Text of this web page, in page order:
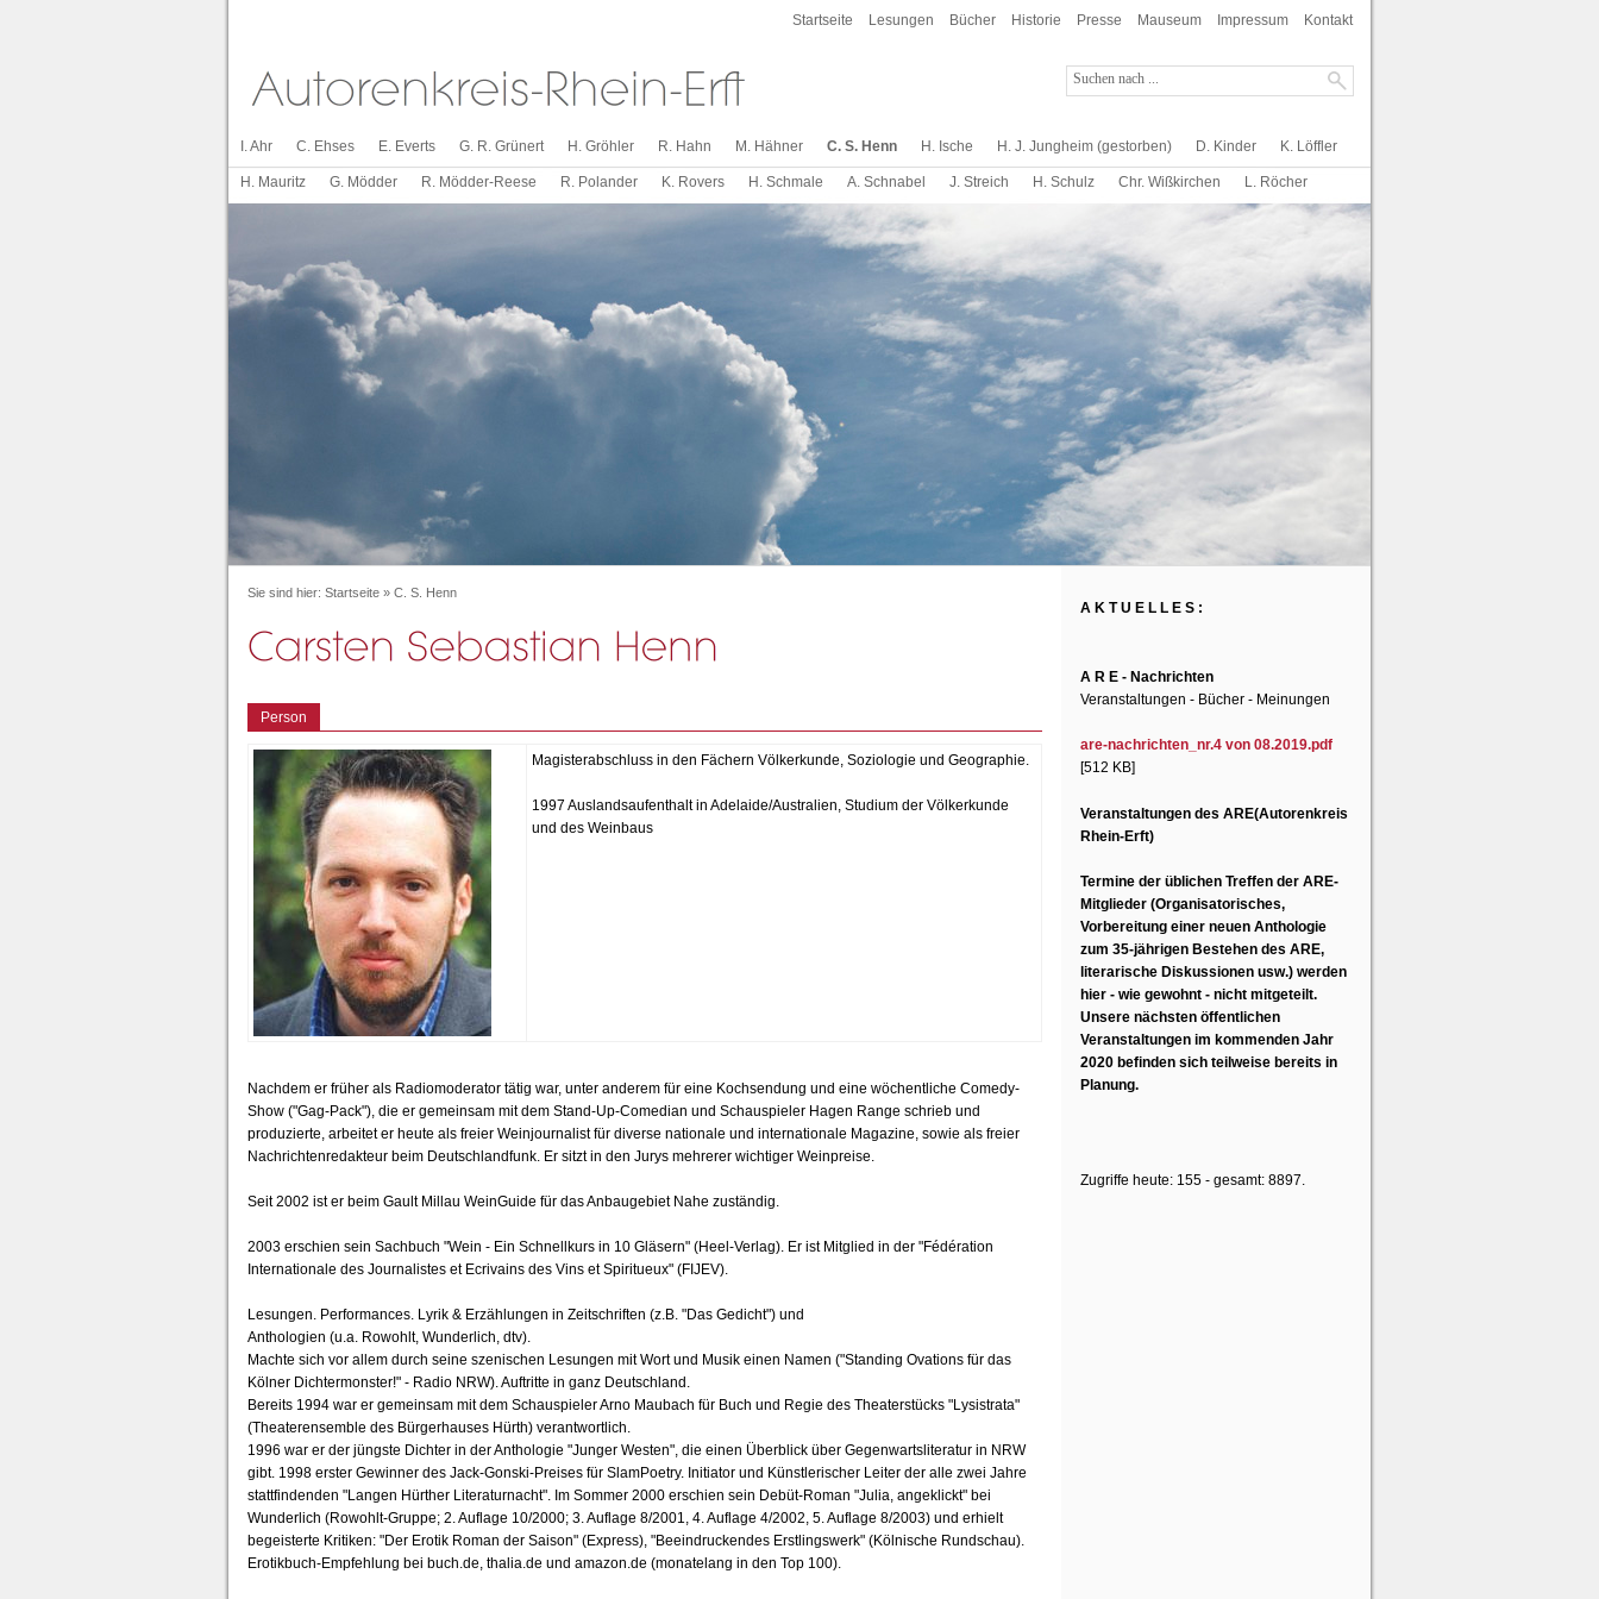
Startseite Lesungen Bücher Historie Presse Mauseum Impressum Kontakt
I. Ahr C. Ehses E. Everts G. R. Grünert H. Gröhler R. Hahn M. Hähner C. S. Henn H. Ische H. J. Jungheim (gestorben) D. Kinder K. Löffler
H. Mauritz G. Mödder R. Mödder-Reese R. Polander K. Rovers H. Schmale A. Schnabel J. Streich H. Schulz Chr. Wißkirchen L. Röcher
Sie sind hier: Startseite » C. S. Henn
Person
Magisterabschluss in den Fächern Völkerkunde, Soziologie und Geographie.
1997 Auslandsaufenthalt in Adelaide/Australien, Studium der Völkerkunde
und des Weinbaus
Nachdem er früher als Radiomoderator tätig war, unter anderem für eine Kochsendung und eine wöchentliche Comedy-
Show ("Gag-Pack"), die er gemeinsam mit dem Stand-Up-Comedian und Schauspieler Hagen Range schrieb und
produzierte, arbeitet er heute als freier Weinjournalist für diverse nationale und internationale Magazine, sowie als freier
Nachrichtenredakteur beim Deutschlandfunk. Er sitzt in den Jurys mehrerer wichtiger Weinpreise.
Seit 2002 ist er beim Gault Millau WeinGuide für das Anbaugebiet Nahe zuständig.
2003 erschien sein Sachbuch "Wein - Ein Schnellkurs in 10 Gläsern" (Heel-Verlag). Er ist Mitglied in der "Fédération
Internationale des Journalistes et Ecrivains des Vins et Spiritueux" (FIJEV).
Lesungen. Performances. Lyrik & Erzählungen in Zeitschriften (z.B. "Das Gedicht") und
Anthologien (u.a. Rowohlt, Wunderlich, dtv).
Machte sich vor allem durch seine szenischen Lesungen mit Wort und Musik einen Namen ("Standing Ovations für das
Kölner Dichtermonster!" - Radio NRW). Auftritte in ganz Deutschland.
Bereits 1994 war er gemeinsam mit dem Schauspieler Arno Maubach für Buch und Regie des Theaterstücks "Lysistrata"
(Theaterensemble des Bürgerhauses Hürth) verantwortlich.
1996 war er der jüngste Dichter in der Anthologie "Junger Westen", die einen Überblick über Gegenwartsliteratur in NRW
gibt. 1998 erster Gewinner des Jack-Gonski-Preises für SlamPoetry. Initiator und Künstlerischer Leiter der alle zwei Jahre
stattfindenden "Langen Hürther Literaturnacht". Im Sommer 2000 erschien sein Debüt-Roman "Julia, angeklickt" bei
Wunderlich (Rowohlt-Gruppe; 2. Auflage 10/2000; 3. Auflage 8/2001, 4. Auflage 4/2002, 5. Auflage 8/2003) und erhielt
begeisterte Kritiken: "Der Erotik Roman der Saison" (Express), "Beeindruckendes Erstlingswerk" (Kölnische Rundschau).
Erotikbuch-Empfehlung bei buch.de, thalia.de und amazon.de (monatelang in den Top 100).
A K T U E L L E S :
A R E - Nachrichten
Veranstaltungen - Bücher - Meinungen
are-nachrichten_nr.4 von 08.2019.pdf
[512 KB]
Veranstaltungen des ARE(Autorenkreis
Rhein-Erft)
Termine der üblichen Treffen der ARE-
Mitglieder (Organisatorisches,
Vorbereitung einer neuen Anthologie
zum 35-jährigen Bestehen des ARE,
literarische Diskussionen usw.) werden
hier - wie gewohnt - nicht mitgeteilt.
Unsere nächsten öffentlichen
Veranstaltungen im kommenden Jahr
2020 befinden sich teilweise bereits in
Planung.
Zugriffe heute: 155 - gesamt: 8897.